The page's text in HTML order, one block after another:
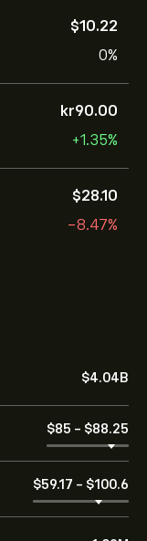
‎$‎10.22
0%
‎kr‎90.00
+1.35%
‎$‎28.10
-8.47%
‎$‎4.04B
‎$‎85 - ‎$‎88.25
‎$‎59.17 - ‎$‎100.6